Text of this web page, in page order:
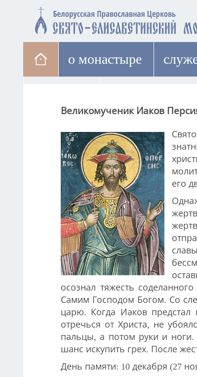
о монастыре
Великомученик Иаков
его
осознал тяжесть
Самим Господом Богом. Со
царю. Когда Иаков предстал
отречься от Христа, не
пальцы, а потом руки и ноги.
шанс искупить грех. После
День памяти: 10 декабря (27